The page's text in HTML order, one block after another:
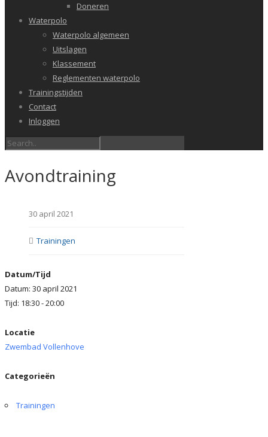
Doneren
Waterpolo
Waterpolo algemeen
Uitslagen
Klassement
Reglementen waterpolo
Trainingstijden
Contact
Inloggen
Avondtraining
30 april 2021
Trainingen
Datum/Tijd
Datum: 30 april 2021
Tijd: 18:30 - 20:00
Locatie
Zwembad Vollenhove
Categorieën
Trainingen